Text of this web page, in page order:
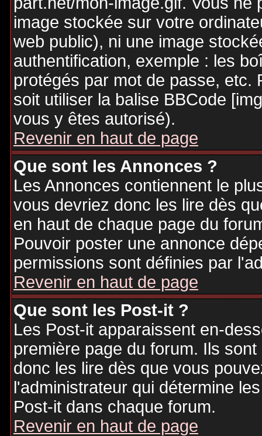
image stockée sur votre
web public), ni une image
authentification, exemple : les
protégés par mot de passe, etc.
soit utiliser la balise BBCode
vous y êtes autorisé).
Revenir en haut de page
Que sont les Annonces ?
Les Annonces contiennent le
vous devriez donc les lire dès
en haut de chaque page du
Pouvoir poster une annonce
permissions sont définies par
Revenir en haut de page
Que sont les Post-it ?
Les Post-it apparaissent en-
première page du forum. Ils
donc les lire dès que vous
l'administrateur qui détermine
Post-it dans chaque forum.
Revenir en haut de page